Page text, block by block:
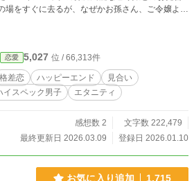
場をすぐに去るが、なぜかお孫さん、ご令嬢より
べく、ある人に助けを求めて・・・。 それは
したものを修正を加えながら掲載していきま
恋愛 5,027 位 / 66,313件
格差恋 ハッピーエンド
見合い
イスペック男子 エタニティ
感想数 2
文字数 222,479
最終更新日 2026.03.09
登録日 2026.01.10
お気に入り追加 1,715